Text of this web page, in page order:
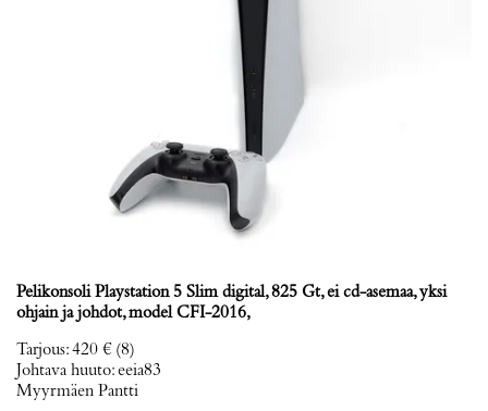
Pelikonsoli Playstation 5 Slim digital, 825 Gt, ei cd-asemaa, yksi
ohjain ja johdot, model CFI-2016,
Tarjous:420 € (8)
Johtava huuto:eeia83
Myyrmäen Pantti